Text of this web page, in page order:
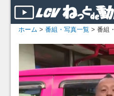
ホーム > 番組・写真一覧 > 番組